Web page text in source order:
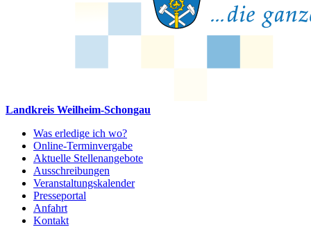
Landkreis Weilheim-Schongau
Was erledige ich wo?
Online-Terminvergabe
Aktuelle Stellenangebote
Ausschreibungen
Veranstaltungskalender
Presseportal
Anfahrt
Kontakt